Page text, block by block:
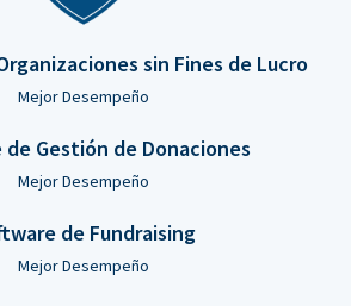
sin Fines de Lucro
Mejor Desempeño
Gestión de Donaciones
Mejor Desempeño
de Fundraising
Mejor Desempeño